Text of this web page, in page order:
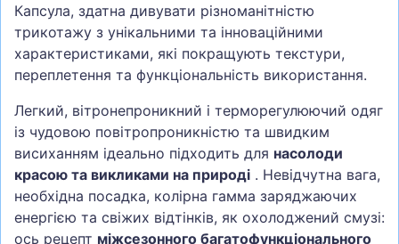
Капсула, здатна дивувати різноманітністю
трикотажу з унікальними та інноваційними
характеристиками, які покращують текстури,
переплетення та функціональність використання.
Легкий, вітронепроникний і терморегулюючий одяг
із чудовою повітропроникністю та швидким
висиханням ідеально підходить для насолоди
красою та викликами на природі . Невідчутна вага,
необхідна посадка, колірна гамма заряджаючих
енергією та свіжих відтінків, як охолоджений смузі:
ось рецепт міжсезонного багатофункціонального